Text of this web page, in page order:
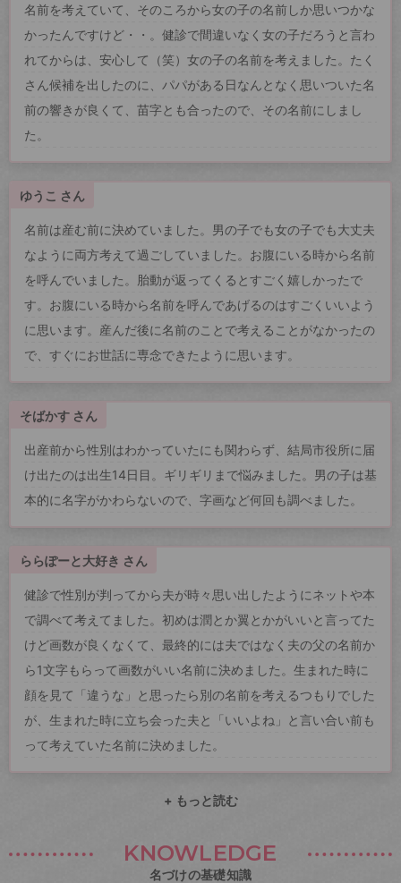
名前を考えていて、そのころから女の子の名前しか思いつかな
かったんですけど・・。健診で間違いなく女の子だろうと言わ
れてからは、安心して（笑）女の子の名前を考えました。たく
さん候補を出したのに、パパがある日なんとなく思いついた名
前の響きが良くて、苗字とも合ったので、その名前にしまし
た。
ゆうこ さん
名前は産む前に決めていました。男の子でも女の子でも大丈夫
なように両方考えて過ごしていました。お腹にいる時から名前
を呼んでいました。胎動が返ってくるとすごく嬉しかったで
す。お腹にいる時から名前を呼んであげるのはすごくいいよう
に思います。産んだ後に名前のことで考えることがなかったの
で、すぐにお世話に専念できたように思います。
そばかす さん
出産前から性別はわかっていたにも関わらず、結局市役所に届
け出たのは出生14日目。ギリギリまで悩みました。男の子は基
本的に名字がかわらないので、字画など何回も調べました。
ららぽーと大好き さん
健診で性別が判ってから夫が時々思い出したようにネットや本
で調べて考えてました。初めは潤とか翼とかがいいと言ってた
けど画数が良くなくて、最終的には夫ではなく夫の父の名前か
ら1文字もらって画数がいい名前に決めました。生まれた時に
顔を見て「違うな」と思ったら別の名前を考えるつもりでした
が、生まれた時に立ち会った夫と「いいよね」と言い合い前も
って考えていた名前に決めました。
+ もっと読む
KNOWLEDGE
名づけの基礎知識